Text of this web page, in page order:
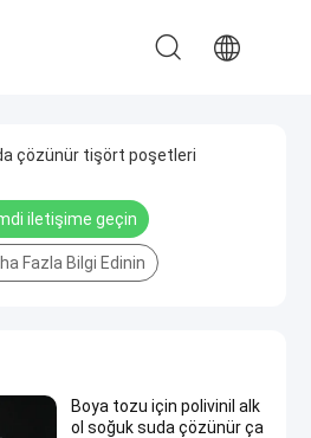
çözünür tişört poşetleri
iletişime geçin
Fazla Bilgi Edinin
Boya tozu için polivinil alk
ol soğuk suda çözünür ça